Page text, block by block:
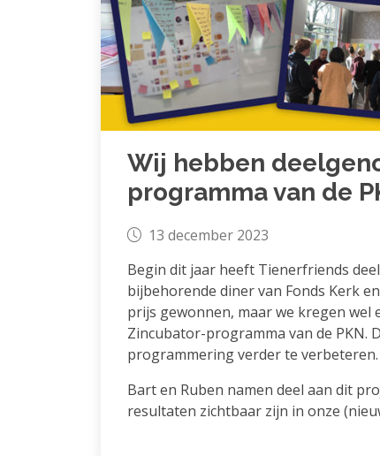
Wij hebben
programma van de
13 december 2023
Begin dit jaar heeft Tienerfriends
bijbehorende diner van Fonds Kerk
prijs gewonnen, maar we kregen
Zincubator-programma van de PKN.
programmering verder te verbeteren.
Bart en Ruben namen deel aan dit
resultaten zichtbaar zijn in onze